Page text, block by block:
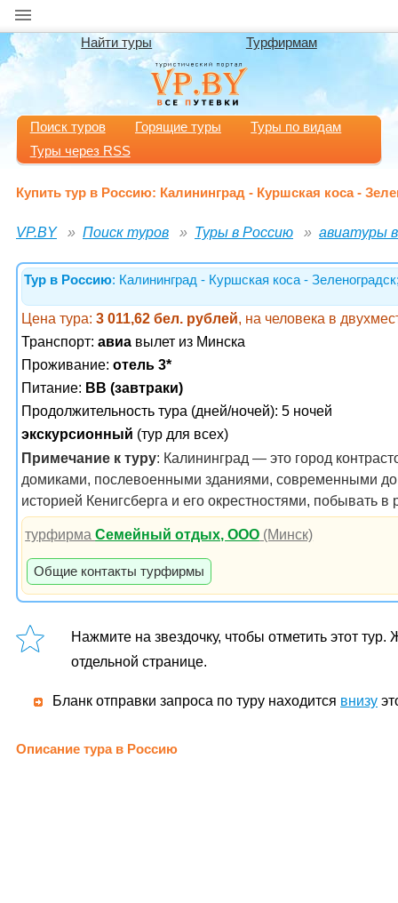
Найти туры Турфирмам
Поиск туров Горящие туры
Туры по видам
Туры через RSS
Купить тур в Россию: Калининград - Куршская коса -
VP.BY Поиск туров Туры в Россию авиатуры
Тур в Россию: Калининград - Куршская коса -
Цена тура: 3 011,62 бел. рублей, на человека в
Транспорт: авиа вылет из Минска
Проживание: отель 3*
Питание: BB (завтраки)
Продолжительность тура (дней/ночей): 5 ночей
экскурсионный (тур для всех)
Примечание к туру: Калининград — это город
домиками, послевоенными зданиями, современными
историей Кенигсберга и его окрестностями, побывать в
турфирмаСемейный отдых, ООО (Минск)
Общие контакты турфирмы
Нажмите на звездочку, чтобы отметить этот
отдельной странице.
Бланк отправки запроса по туру находится внизу
Описание тура в Россию